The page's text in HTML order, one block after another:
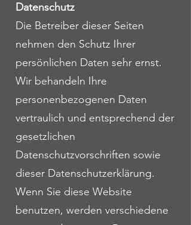
Datenschutz
Die Betreiber dieser Seiten
nehmen den Schutz Ihrer
persönlichen Daten sehr ernst.
Wir behandeln Ihre
personenbezogenen Daten
vertraulich und entsprechend der
gesetzlichen
Datenschutzvorschriften sowie
dieser Datenschutzerklärung.
Wenn Sie diese Website
benutzen, werden verschiedene